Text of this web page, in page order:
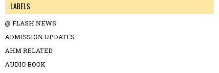
LABELS
@ FLASH NEWS
ADMISSION UPDATES
AHM RELATED
AUDIO BOOK